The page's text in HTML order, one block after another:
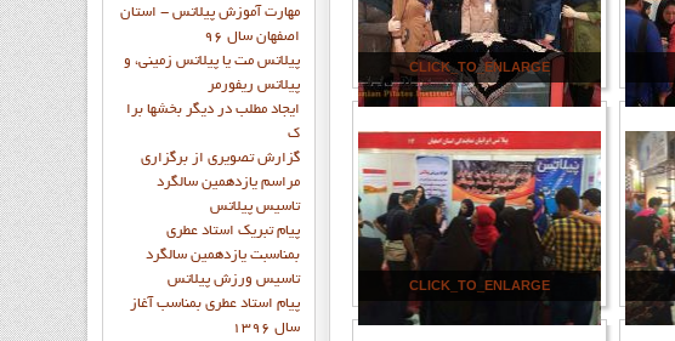
CLICK_TO_ENLARGE
CLICK_TO_ENLARGE
مهارت آموزش پیلاتس - استان
اصفهان سال 96
پیلاتس مت یا پیلاتس زمینی، و
پیلاتس ریفورمر
ايجاد مطلب در ديگر بخشها برا
ک
گزارش تصويري از برگزاري
مراسم يازدهمين سالگرد
تاسيس پيلاتس
پيام تبريک استاد عطري
بمناسبت يازدهمين سالگرد
تاسيس ورزش پيلاتس
پيام استاد عطري بمناسب آغاز
سال 1396